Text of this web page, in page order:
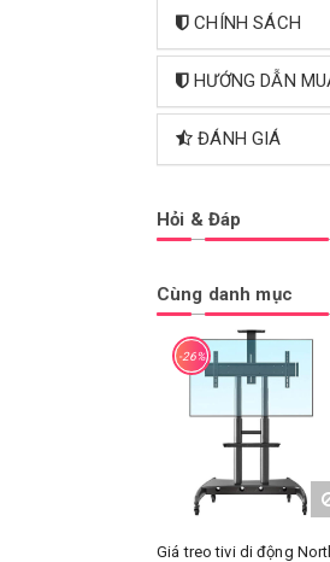
CHÍNH SÁCH
HƯỚNG DẪN
ĐÁNH GIÁ
Hỏi & Đáp
Cùng danh mục
-26%
Giá treo tivi di động